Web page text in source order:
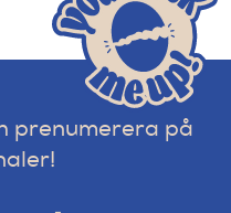
prenumerera på